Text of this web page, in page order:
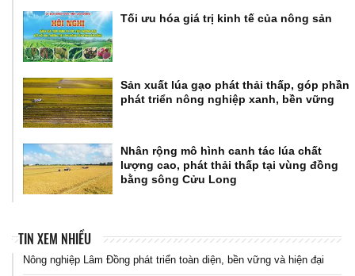
Tối ưu hóa giá trị kinh tế của nông sản
Sản xuất lúa gạo phát thải thấp, góp phần
phát triển nông nghiệp xanh, bền vững
Nhân rộng mô hình canh tác lúa chất
lượng cao, phát thải thấp tại vùng đồng
bằng sông Cửu Long
TIN XEM NHIỀU
Nông nghiệp Lâm Đồng phát triển toàn diện, bền vững và hiện đại